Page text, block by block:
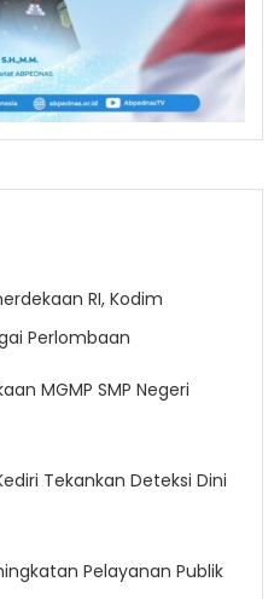
RI, Kodim
Perlombaan
MGMP SMP Negeri
Tekankan Deteksi Dini
Pelayanan Publik